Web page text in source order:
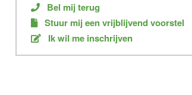
Bel mij terug
Stuur mij een vrijblijvend voorstel
Ik wil me inschrijven